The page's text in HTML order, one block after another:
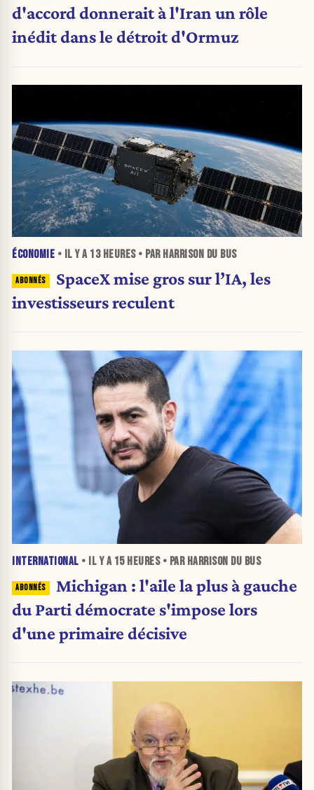
d'accord donnerait à l'Iran un rôle
inédit dans le détroit d'Ormuz
ÉCONOMIE • IL Y A 13 HEURES• PAR HARRISON DU BUS
SpaceX mise gros sur l’IA, les
investisseurs reculent
INTERNATIONAL • IL Y A 15 HEURES• PAR HARRISON DU BUS
Michigan : l'aile la plus à gauche
du Parti démocrate s'impose lors
d'une primaire décisive